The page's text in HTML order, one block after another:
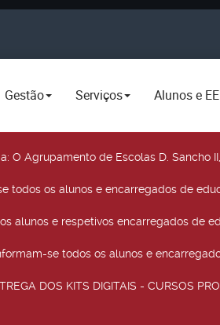
Gestão Serviços Alunos e EE
: O Agrupamento de Escolas D. Sancho
todos os alunos e encarregados de
alunos e respetivos encarregados de
se todos os alunos e
DOS KITS DIGITAIS - CURSOS